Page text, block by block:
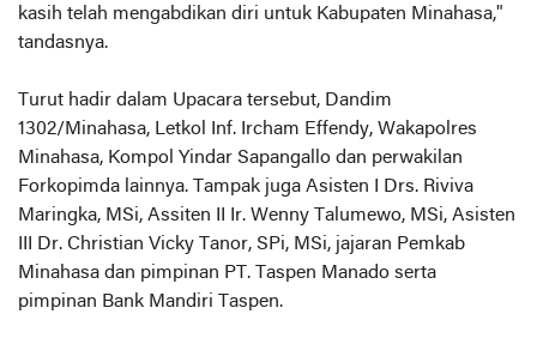
kasih telah mengabdikan diri untuk Kabupaten Minahasa,"
tandasnya.
Turut hadir dalam Upacara tersebut, Dandim
1302/Minahasa, Letkol Inf. Ircham Effendy, Wakapolres
Minahasa, Kompol Yindar Sapangallo dan perwakilan
Forkopimda lainnya. Tampak juga Asisten I Drs. Riviva
Maringka, MSi, Assiten II Ir. Wenny Talumewo, MSi, Asisten
III Dr. Christian Vicky Tanor, SPi, MSi, jajaran Pemkab
Minahasa dan pimpinan PT. Taspen Manado serta
pimpinan Bank Mandiri Taspen.